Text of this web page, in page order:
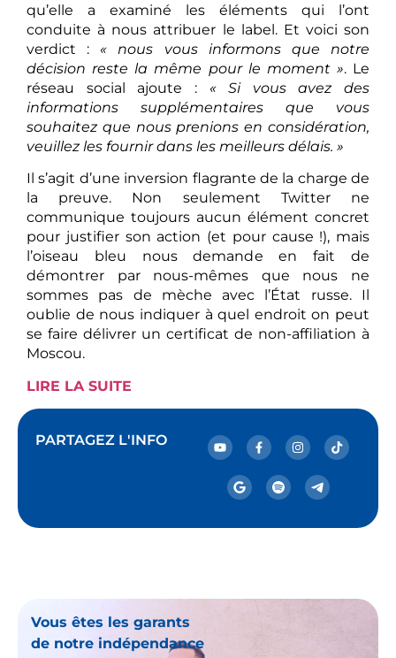
qu’elle a examiné les éléments qui l’ont
conduite à nous attribuer le label. Et voici son
verdict : « nous vous informons que notre
décision reste la même pour le moment ». Le
réseau social ajoute : « Si vous avez des
informations supplémentaires que vous
souhaitez que nous prenions en considération,
veuillez les fournir dans les meilleurs délais. »
Il s’agit d’une inversion flagrante de la charge de
la preuve. Non seulement Twitter ne
communique toujours aucun élément concret
pour justifier son action (et pour cause !), mais
l’oiseau bleu nous demande en fait de
démontrer par nous-mêmes que nous ne
sommes pas de mèche avec l’État russe. Il
oublie de nous indiquer à quel endroit on peut
se faire délivrer un certificat de non-affiliation à
Moscou.
LIRE LA SUITE
PARTAGEZ L'INFO
Vous êtes les garants
de notre indépendance